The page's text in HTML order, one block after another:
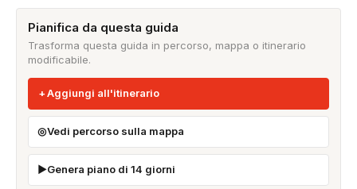
Pianifica da questa guida
Trasforma questa guida in percorso, mappa o itinerario
modificabile.
Aggiungi all'itinerario
Vedi percorso sulla mappa
Genera piano di 14 giorni